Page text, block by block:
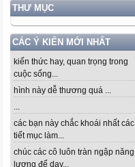
THƯ MỤC
CÁC Ý KIẾN MỚI NHẤT
kiến thức hay, quan trọng trong
cuộc sống...
hình này dễ thương quá ...
...
các bạn này chắc khoái nhất các
tiết mục làm...
chúc các cô luôn tràn ngập năng
lượng để dạy...